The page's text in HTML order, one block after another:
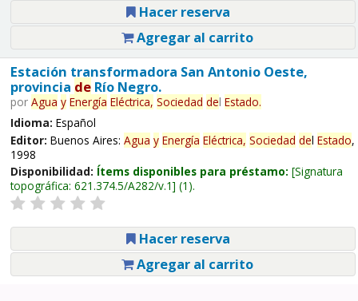
Hacer reserva
Agregar al carrito
Estación transformadora San Antonio Oeste,
provincia deRío Negro.
por Agua y Energía Eléctrica, Sociedad del Estado.
Idioma: Español
Editor: Buenos Aires: Agua y Energía Eléctrica, Sociedad del Estado,
1998
Disponibilidad: Ítems disponibles para préstamo: Signatura
topográfica: 621.374.5/A282/v.1 (1).
Hacer reserva
Agregar al carrito